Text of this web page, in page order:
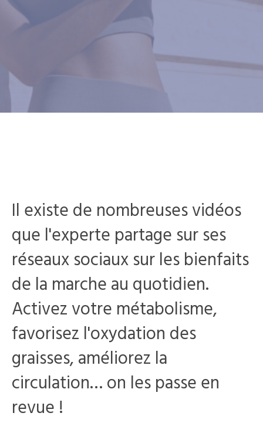
Il existe de nombreuses vidéos
que l'experte partage sur ses
réseaux sociaux sur les bienfaits
de la marche au quotidien.
Activez votre métabolisme,
favorisez l'oxydation des
graisses, améliorez la
circulation… on les passe en
revue !